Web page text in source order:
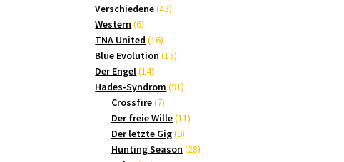
Produkt
Verschiedene 4343
Western 66
Produkte
TNA United 1616
Produkte
Blue Evolution 1313
Der Engel 1414
Produkte
Hades-Syndrom 9191
Crossfire 77
Produkte
Der freie Wille 1111
Der letzte Gig 99
Produkte
Hunting Season 2828